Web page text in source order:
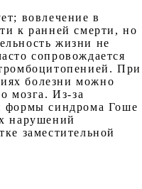
вовлечение в
к ранней смерти, но
жизни не
сопровождается
При
болезни можно
мозга. Из-за
формы синдрома Гоше
нарушений
заместительной